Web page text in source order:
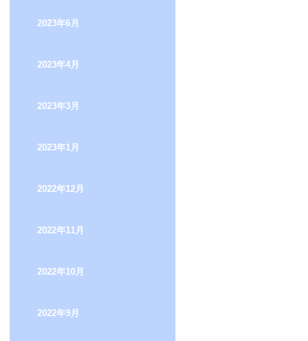
2023年6月
2023年4月
2023年3月
2023年1月
2022年12月
2022年11月
2022年10月
2022年9月